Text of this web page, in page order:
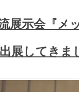
展示会『メ
展してきま